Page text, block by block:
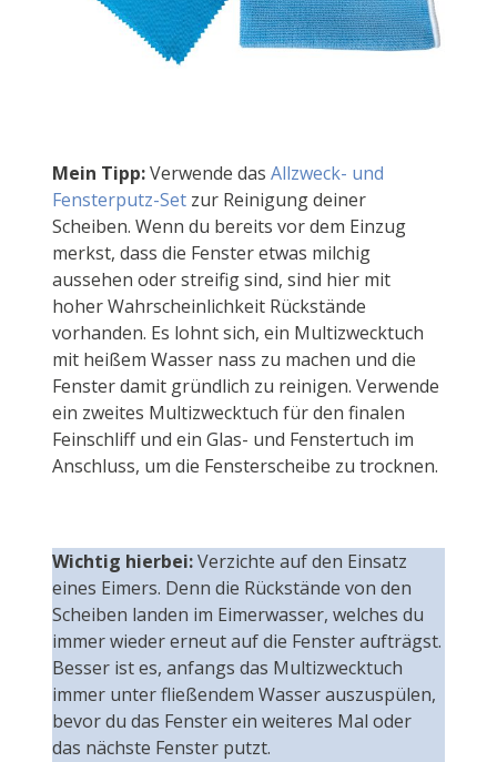
Mein Tipp:Verwende dasAllzweck- und
Fensterputz-Set zur Reinigung deiner
Scheiben. Wenn du bereits vor dem Einzug
merkst, dass die Fenster etwas milchig
aussehen oder streifig sind, sind hier mit
hoher Wahrscheinlichkeit Rückstände
vorhanden. Es lohnt sich, ein Multizwecktuch
mit heißem Wasser nass zu machen und die
Fenster damit gründlich zu reinigen. Verwende
ein zweites Multizwecktuch für den finalen
Feinschliff und ein Glas- und Fenstertuch im
Anschluss, um die Fensterscheibe zu trocknen.
Wichtig hierbei:Verzichte auf den Einsatz
eines Eimers. Denn die Rückstände von den
Scheiben landen im Eimerwasser, welches du
immer wieder erneut auf die Fenster aufträgst.
Besser ist es, anfangs das Multizwecktuch
immer unter fließendem Wasser auszuspülen,
bevor du das Fenster ein weiteres Mal oder
das nächste Fenster putzt.